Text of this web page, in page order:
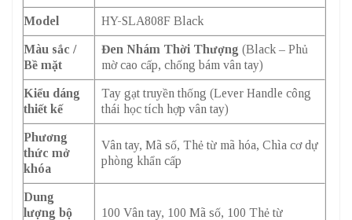
Model HY-SLA808F Black
Màu sắc /
Bề mặt
Đen Nhám Thời Thượng (Black – Phủ
mờ cao cấp, chống bám vân tay)
Kiểu dáng
thiết kế
Tay gạt truyền thống (Lever Handle công
thái học tích hợp vân tay)
Phương
thức mở
khóa
Vân tay, Mã số, Thẻ từ mã hóa, Chìa cơ dự
phòng khẩn cấp
Dung
lượng bộ
100 Vân tay, 100 Mã số, 100 Thẻ từ